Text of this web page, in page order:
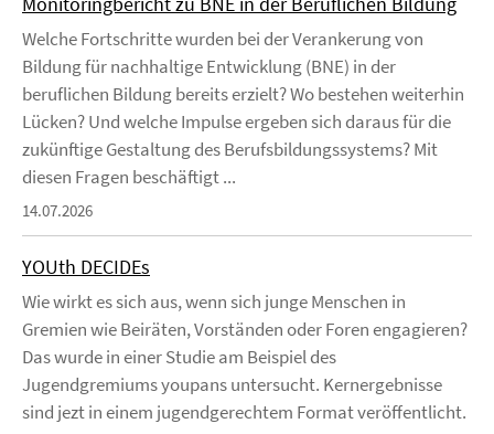
Welche Fortschritte wurden bei der Verankerung von
Bildung für nachhaltige Entwicklung (BNE) in der
beruflichen Bildung bereits erzielt? Wo bestehen weiterhin
Lücken? Und welche Impulse ergeben sich daraus für die
zukünftige Gestaltung des Berufsbildungssystems? Mit
diesen Fragen beschäftigt ...
14.07.2026
YOUth DECIDEs
Wie wirkt es sich aus, wenn sich junge Menschen in
Gremien wie Beiräten, Vorständen oder Foren engagieren?
Das wurde in einer Studie am Beispiel des
Jugendgremiums youpans untersucht. Kernergebnisse
sind jezt in einem jugendgerechtem Format veröffentlicht.